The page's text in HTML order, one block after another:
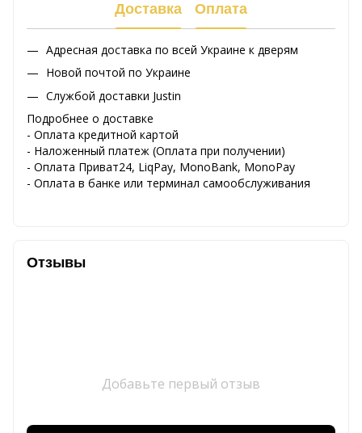
Доставка Оплата
Адресная доставка по всей Украине к дверям
Новой почтой по Украине
Службой доставки Justin
Подробнее о доставке
- Оплата кредитной картой
- Наложенный платеж (Оплата при получении)
- Оплата Приват24, LiqPay, MonoBank, MonoPay
- Оплата в банке или терминал самообслуживания
Отзывы
Добавьте первый отзыв